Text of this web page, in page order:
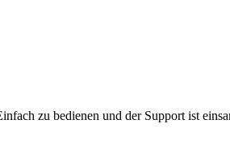
zu bedienen und der Support ist